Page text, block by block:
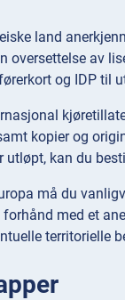
land
oversettelse av
og IDP til
kopier og
utløpt, kan du
må du
forhånd med et
territorielle